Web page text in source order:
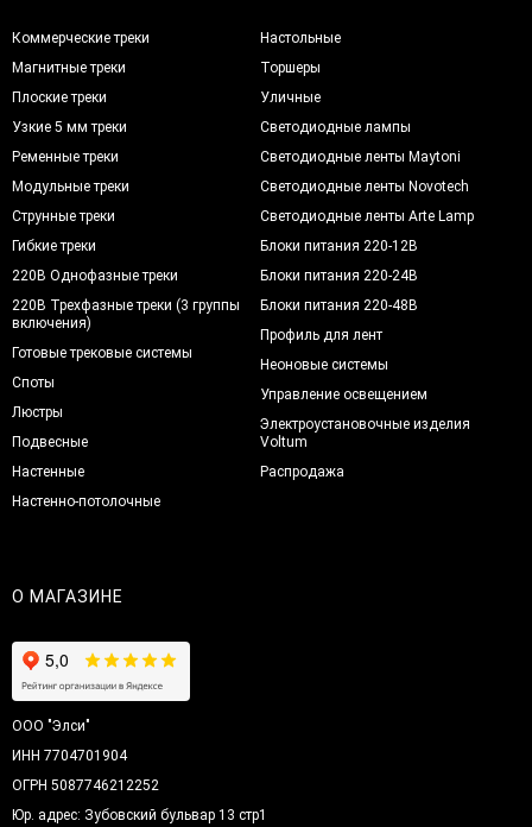
Коммерческие треки
Магнитные треки
Плоские треки
Узкие 5 мм треки
Ременные треки
Модульные треки
Струнные треки
Гибкие треки
220В Однофазные треки
220В Трехфазные треки (3 группы
включения)
Готовые трековые системы
Споты
Люстры
Подвесные
Настенные
Настенно-потолочные
Настольные
Торшеры
Уличные
Светодиодные лампы
Светодиодные ленты Maytoni
Светодиодные ленты Novotech
Светодиодные ленты Arte Lamp
Блоки питания 220-12В
Блоки питания 220-24В
Блоки питания 220-48В
Профиль для лент
Неоновые системы
Управление освещением
Электроустановочные изделия
Voltum
Распродажа
О МАГАЗИНЕ
ООО "Элси"
ИНН 7704701904
ОГРН 5087746212252
Юр. адрес: Зубовский бульвар 13 стр1